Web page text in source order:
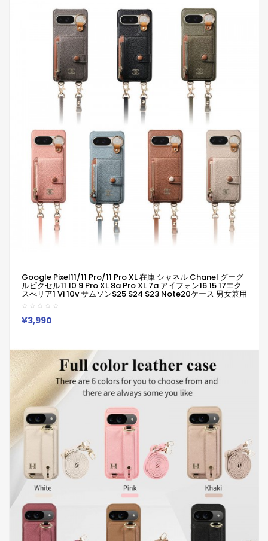
Google Pixel11/11 Pro/11 Pro XL 在庫 シャネル Chanel グーグ
ルピクセル11 10 9 Pro XL 8a Pro XL 7a アイフォン16 15 17エク
スぺリア1 Vi 10v サムソンs25 S24 S23 Note20ケース 男女兼用
ジャケット型人気 Iphone/Galaxy/Xperia/Google Pixelなど
全機種対応
¥3,990